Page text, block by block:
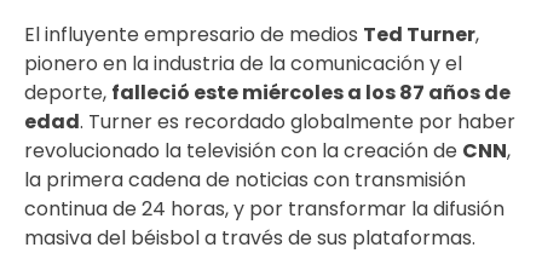
El influyente empresario de medios Ted Turner,
pionero en la industria de la comunicación y el
deporte, falleció este miércoles a los 87 años de
edad. Turner es recordado globalmente por haber
revolucionado la televisión con la creación de CNN,
la primera cadena de noticias con transmisión
continua de 24 horas, y por transformar la difusión
masiva del béisbol a través de sus plataformas.